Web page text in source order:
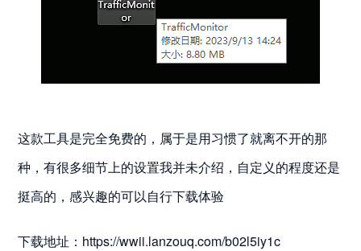
这款工具是完全免费的，属于是用习惯了就离不开的那
种，有很多细节上的设置我并未介绍，自定义的程度还是
挺高的，感兴趣的可以自行下载体验
下载地址：https://wwii.lanzouq.com/b02l5iy1c